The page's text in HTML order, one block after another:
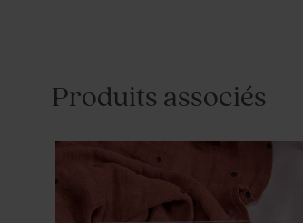
Produits associés